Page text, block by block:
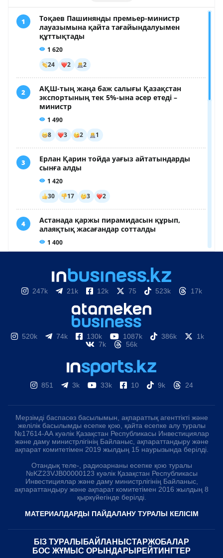
247k 21k 12k 75 523k 17k
520k 74k 130k 1087k 386k
1k
7k
56k
851 3k 33k 10 9k 24
Мерзімді баспасөз басылымын, ақпараттық агенттікті және
желілік басылымды есепке қою, қайта есепке алу туралы
№17614-АА куәлік Қазақстан Республикасы Инвестициялар
және даму министрлігінің Байланыс, ақпараттандыру және
ақпарат комитетімен 2019 жылдың 15 наурызында берілді.
Отандық теле-, радиоарнаны есепке қою туралы
№KZ23VJB00000123 куәлік Қазақстан Республикасы
Инвестициялар және даму министрлігінің Байланыс,
ақпараттандыру және ақпарат комитетімен 2016 жылдың 8
қыркүйегінде берілді.
МАТЕРИАЛДАРДЫ ПАЙДАЛАНУ ТУРАЛЫ КЕЛІСІМ
БІЗ ТУРАЛЫ БАЙЛАНЫСТАРЖОБАЛАР
БОС ЖҰМЫС ОРЫНДАРЫ РЕЙТИНГТЕР